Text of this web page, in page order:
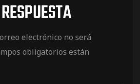
electrónico no será
obligatorios están